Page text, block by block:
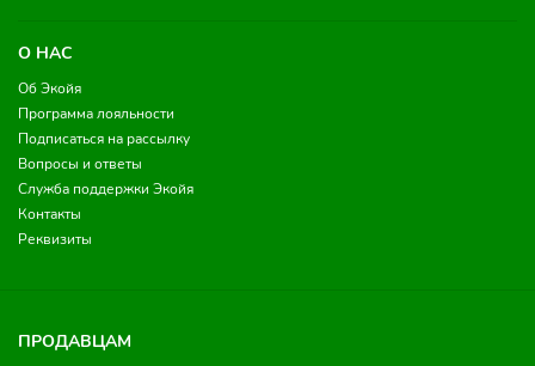
О НАС
Об Экойя
Программа лояльности
Подписаться на рассылку
Вопросы и ответы
Служба поддержки Экойя
Контакты
Реквизиты
ПРОДАВЦАМ